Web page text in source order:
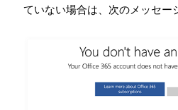
ていない場合は、次のメッセー